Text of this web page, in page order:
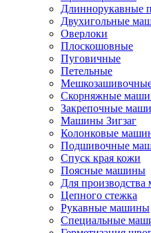
Длиннорукавные
Двухигольные
Оверлоки
Плоскошовные
Пуговичные
Петельные
Скорняжные
Закрепочные
Машины Зигзаг
Колонковые
Подшивочные
Спуск края кожи
Поясные машины
Для производства
Цепного стежка
Рукавные машины
Специальные